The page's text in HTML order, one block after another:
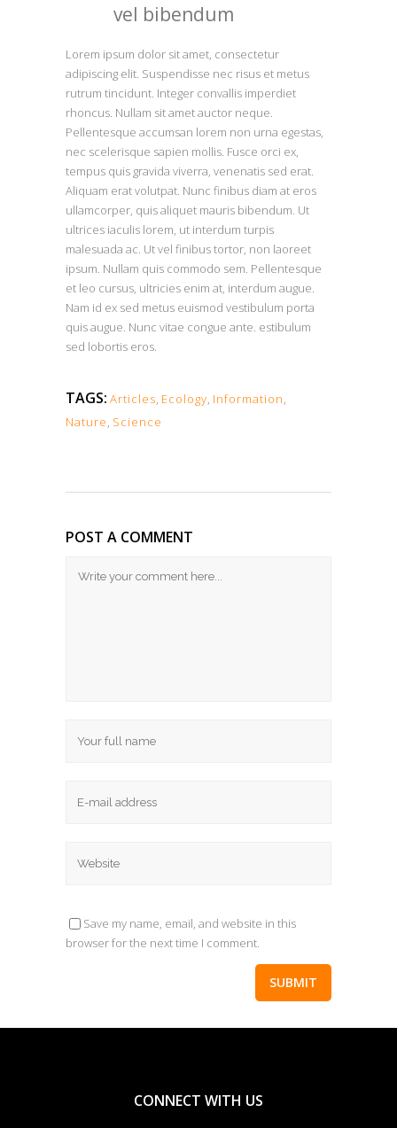
vel bibendum
Lorem ipsum dolor sit amet, consectetur
adipiscing elit. Suspendisse nec risus et metus
rutrum tincidunt. Integer convallis imperdiet
rhoncus. Nullam sit amet auctor neque.
Pellentesque accumsan lorem non urna egestas,
nec scelerisque sapien mollis. Fusce orci ex,
tempus quis gravida viverra, venenatis sed erat.
Aliquam erat volutpat. Nunc finibus diam at eros
ullamcorper, quis aliquet mauris bibendum. Ut
ultrices iaculis lorem, ut interdum turpis
malesuada ac. Ut vel finibus tortor, non laoreet
ipsum. Nullam quis commodo sem. Pellentesque
et leo cursus, ultricies enim at, interdum augue.
Nam id ex sed metus euismod vestibulum porta
quis augue. Nunc vitae congue ante. estibulum
sed lobortis eros.
TAGS: Articles, Ecology, Information,
Nature, Science
POST A COMMENT
Save my name, email, and website in this
browser for the next time I comment.
CONNECT WITH US